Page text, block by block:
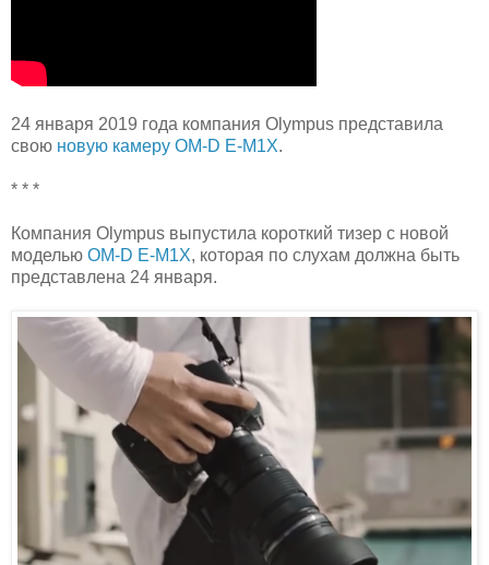
24 января 2019 года компания Olympus представила
свою новую камеру OM-D E-M1X.
* * *
Компания Olympus выпустила короткий тизер с новой
моделью OM-D E-M1X, которая по слухам должна быть
представлена 24 января.